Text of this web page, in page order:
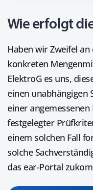
Wie erfolgt
Haben wir Zweifel
konkreten
ElektroG es uns,
einen unabhängigen
einer
festgelegter
einem solchen Fall
solche
das ear-Portal